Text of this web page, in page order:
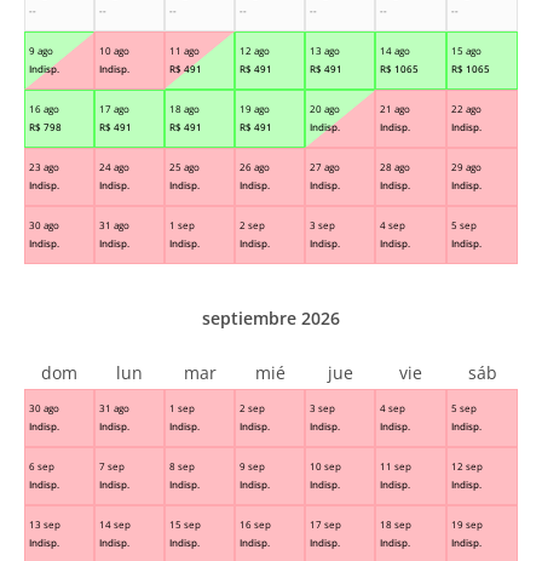
--
--
--
--
--
--
--
9 ago
Indisp.
10 ago
Indisp.
11 ago
R$ 491
12 ago
R$ 491
13 ago
R$ 491
14 ago
R$ 1065
15 ago
R$ 1065
16 ago
R$ 798
17 ago
R$ 491
18 ago
R$ 491
19 ago
R$ 491
20 ago
Indisp.
21 ago
Indisp.
22 ago
Indisp.
23 ago
Indisp.
24 ago
Indisp.
25 ago
Indisp.
26 ago
Indisp.
27 ago
Indisp.
28 ago
Indisp.
29 ago
Indisp.
30 ago
Indisp.
31 ago
Indisp.
1 sep
Indisp.
2 sep
Indisp.
3 sep
Indisp.
4 sep
Indisp.
5 sep
Indisp.
30 ago
Indisp.
31 ago
Indisp.
1 sep
Indisp.
2 sep
Indisp.
3 sep
Indisp.
4 sep
Indisp.
5 sep
Indisp.
6 sep
Indisp.
7 sep
Indisp.
8 sep
Indisp.
9 sep
Indisp.
10 sep
Indisp.
11 sep
Indisp.
12 sep
Indisp.
13 sep
Indisp.
14 sep
Indisp.
15 sep
Indisp.
16 sep
Indisp.
17 sep
Indisp.
18 sep
Indisp.
19 sep
Indisp.
septiembre 2026
dom lun mar mié jue vie sáb